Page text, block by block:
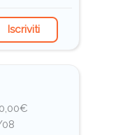
Iscriviti